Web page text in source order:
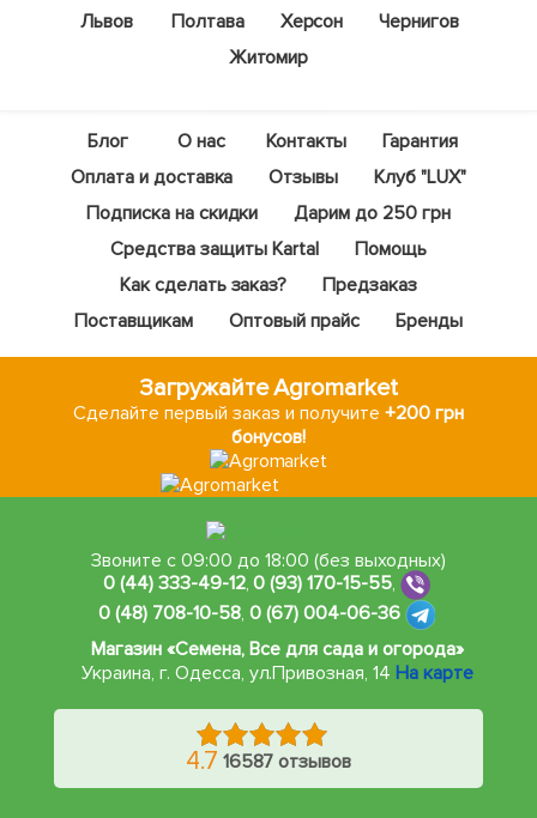
Львов
Полтава Херсон
Чернигов
Житомир
Блог О нас Контакты
Гарантия
Оплата и доставка
Отзывы
Клуб "LUX"
Подписка на скидки
Дарим до 250 грн
Средства защиты Kartal
Помощь
Как сделать заказ?
Предзаказ
Поставщикам
Оптовый прайс Бренды
Загружайте Agromarket
Сделайте первый заказ и получите +200 грн
бонусов!
Звоните с 09:00 до 18:00 (без выходных)
0 (44) 333-49-12,0 (93) 170-15-55,
0 (48) 708-10-58, 0 (67) 004-06-36
Магазин «Семена, Все для сада и огорода»
Украина, г. Одесса, ул.Привозная, 14 На карте
4.7 16587 отзывов